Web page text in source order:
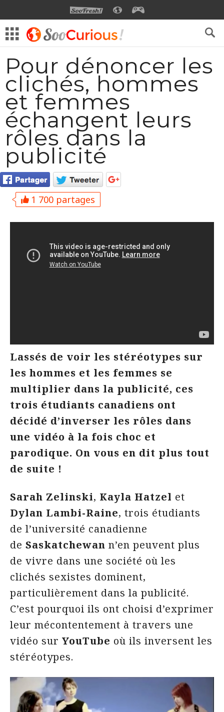
SOOFRESHSOOCURIOUS
Pour dénoncer les
clichés, hommes
et femmes
échangent leurs
rôles dans la
publicité
1 700 partages
Lassés de voir les stéréotypes sur
les hommes et les femmes se
multiplier dans la publicité, ces
trois étudiants canadiens ont
décidé d’inverser les rôles dans
une vidéo à la fois choc et
parodique. On vous en dit plus tout
de suite !
Sarah Zelinski, Kayla Hatzel et
Dylan Lambi-Raine, trois étudiants
de l’université canadienne
de Saskatchewan n’en peuvent plus
de vivre dans une société où les
clichés sexistes dominent,
particulièrement dans la publicité.
C’est pourquoi ils ont choisi d’exprimer
leur mécontentement à travers une
vidéo sur YouTube où ils inversent les
stéréotypes.